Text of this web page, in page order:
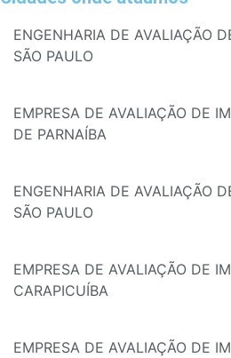
ENGENHARIA DE AVALIAÇÃO
SÃO PAULO
EMPRESA DE AVALIAÇÃO DE
DE PARNAÍBA
ENGENHARIA DE AVALIAÇÃO
SÃO PAULO
EMPRESA DE AVALIAÇÃO DE
CARAPICUÍBA
EMPRESA DE AVALIAÇÃO DE